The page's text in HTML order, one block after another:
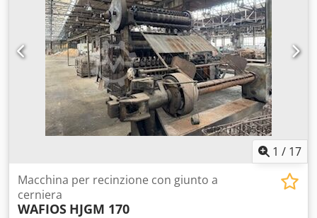
garantendo un'elevata efficienza del dispositivo. La ventola
è posizionata sul lato pulito, riducendo al minimo il rischio
di esplosione. Elementi filtranti altamente resistenti,
impermeabili. Rivestimento in alluminio, antistatici,
temperatura di esercizio fino a 135 gradi Celsius. Ventola
con potenza di 11 kW. Portata fino a 8000 m3/h.
Depressione fino a 4300 Pa. Cedpfshqd Tvsx Al Tjha
Superficie di filtrazione di 128 m2.
1 / 17
Macchina per recinzione con giunto a
cerniera
WAFIOS HJGM 170